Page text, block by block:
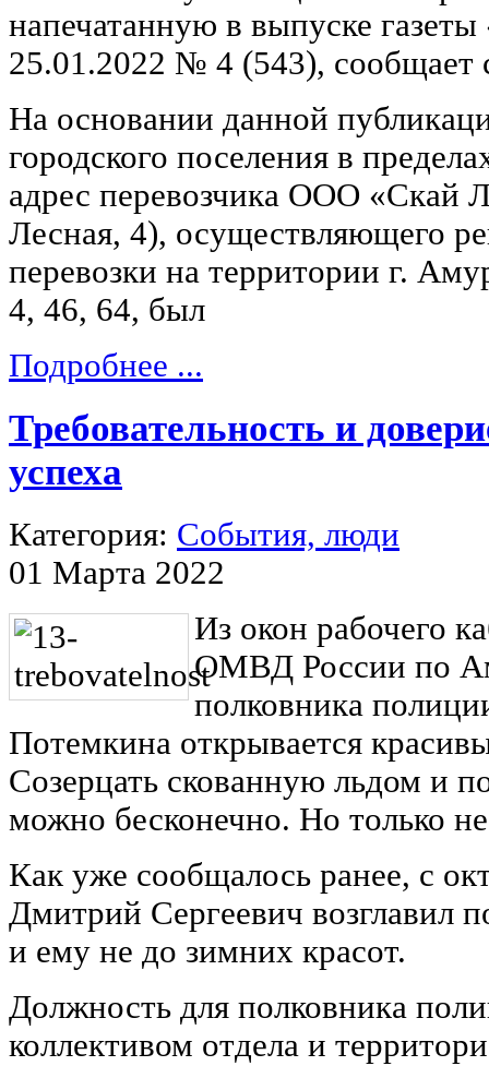
напечатанную в выпуске
25.01.2022 № 4 (543), сообщает
На основании данной
городского поселения в
адрес перевозчика ООО «Скай
Лесная, 4), осуществляющего
перевозки на территории г.
4, 46, 64, был
Подробнее ...
Требовательность и
успеха
Категория: События, люди
01 Марта 2022
Из окон рабочего
ОМВД России по
полковника
Потемкина открывается
Созерцать скованную льдом и
можно бесконечно. Но только
Как уже сообщалось ранее, с
Дмитрий Сергеевич возглавил
и ему не до зимних красот.
Должность для полковника
коллективом отдела и